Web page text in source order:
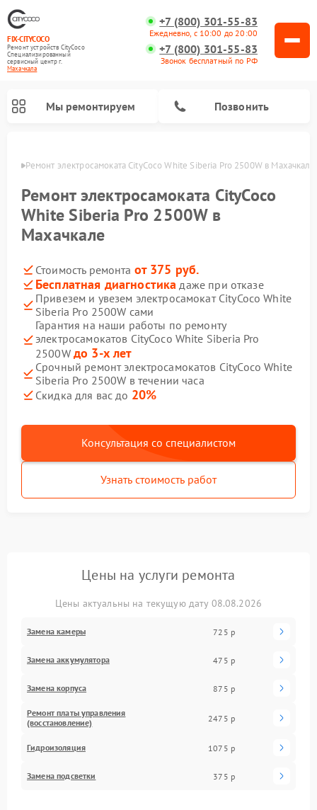
FIX-CITYCOCO
Ремонт устройств CityCoco
Специализированный
cервисный центр г.
Махачкала
+7 (800) 301-55-83
Ежедневно, с 10:00 до 20:00
+7 (800) 301-55-83
Звонок бесплатный по РФ
Мы ремонтируем Позвонить
Ремонт электросамоката CityCoco White Siberia Pro 2500W в Махачкале
Ремонт электросамоката CityCoco
White Siberia Pro 2500W в
Махачкале
Стоимость ремонта от 375 руб.
Бесплатная диагностика даже при отказе
Привезем и увезем электросамокат CityCoco White
Siberia Pro 2500W сами
Гарантия на наши работы по ремонту
электросамокатов CityCoco White Siberia Pro
2500W до 3-х лет
Срочный ремонт электросамокатов CityCoco White
Siberia Pro 2500W в течении часа
Скидка для вас до 20%
Консультация со специалистом
Узнать стоимость работ
Цены на услуги ремонта
Цены актуальны на текущую дату 08.08.2026
Замена камеры 725 р
Замена аккумулятора 475 р
Замена корпуса 875 р
Ремонт платы управления
(восстановление)
2475 р
Гидроизоляция 1075 р
Замена подсветки 375 р